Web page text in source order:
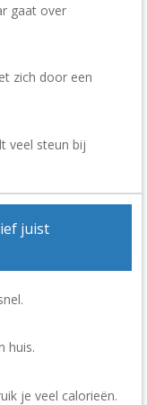
gaat over
zich door een
veel steun bij
juist
huis.
je veel calorieën.